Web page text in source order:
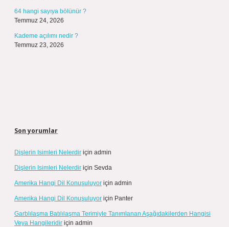
64 hangi sayıya bölünür ?
Temmuz 24, 2026
Kademe açılımı nedir ?
Temmuz 23, 2026
Son yorumlar
Dişlerin Isimleri Nelerdir için admin
Dişlerin Isimleri Nelerdir için Sevda
Amerika Hangi Dil Konuşuluyor için admin
Amerika Hangi Dil Konuşuluyor için Panter
Garblılaşma Batılılaşma Terimiyle Tanımlanan Aşağıdakilerden Hangisi
Veya Hangileridir için admin